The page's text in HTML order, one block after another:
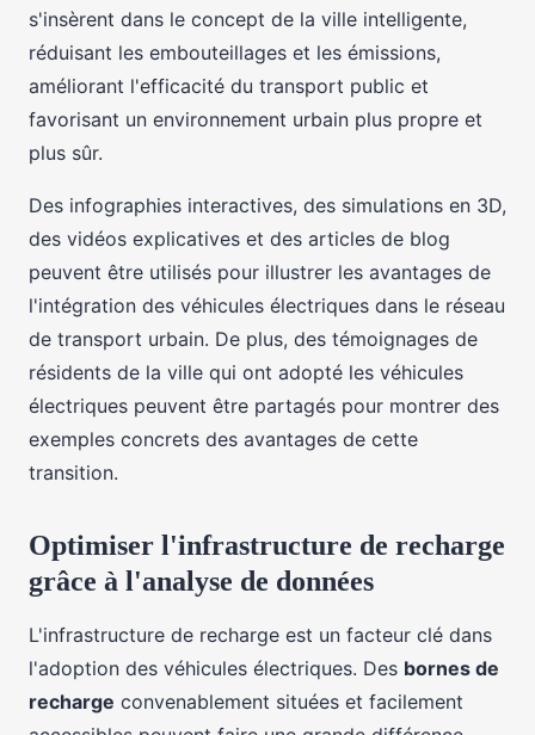
s'insèrent dans le concept de la ville intelligente,
réduisant les embouteillages et les émissions,
améliorant l'efficacité du transport public et
favorisant un environnement urbain plus propre et
plus sûr.
Des infographies interactives, des simulations en 3D,
des vidéos explicatives et des articles de blog
peuvent être utilisés pour illustrer les avantages de
l'intégration des véhicules électriques dans le réseau
de transport urbain. De plus, des témoignages de
résidents de la ville qui ont adopté les véhicules
électriques peuvent être partagés pour montrer des
exemples concrets des avantages de cette
transition.
Optimiser l'infrastructure de recharge
grâce à l'analyse de données
L'infrastructure de recharge est un facteur clé dans
l'adoption des véhicules électriques. Des bornes de
recharge convenablement situées et facilement